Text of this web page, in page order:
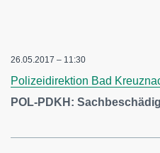
26.05.2017 – 11:30
Polizeidirektion Bad
POL-PDKH: